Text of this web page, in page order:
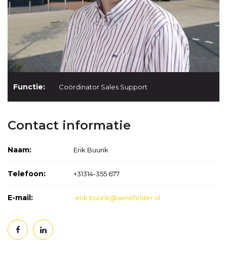
Functie: Coördinator Sales Support
Contact informatie
Naam: Erik Buunk
Telefoon: +31314-355 677
E-mail: erik.buunk@senefelder.nl